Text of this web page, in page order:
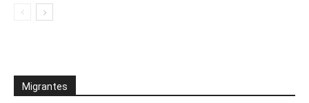
Migrantes